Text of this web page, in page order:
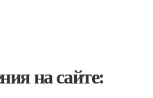
на сайте: